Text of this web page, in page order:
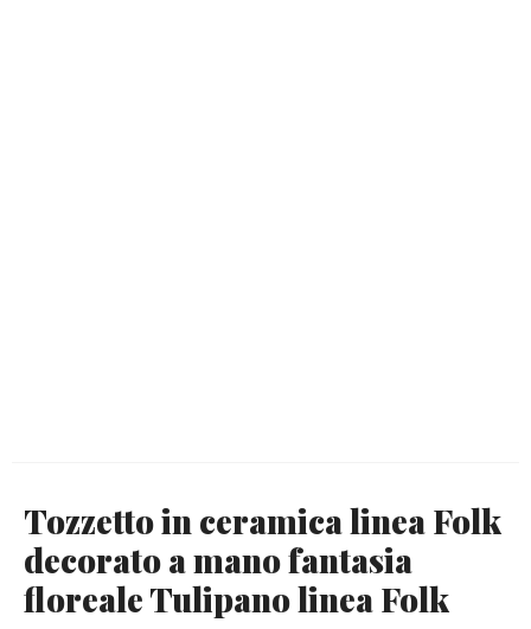
Tozzetto in ceramica linea Folk
decorato a mano fantasia
floreale Tulipano linea Folk